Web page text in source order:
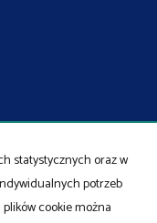
statystycznych oraz w
potrzeb
cookie można